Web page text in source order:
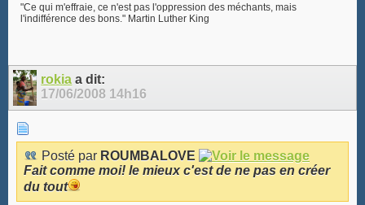
"Ce qui m'effraie, ce n'est pas l'oppression des méchants, mais
l'indifférence des bons." Martin Luther King
rokia a dit:
17/06/2008 14h16
Posté par ROUMBALOVE
Fait comme moi! le mieux c'est de ne pas en créer
du tout